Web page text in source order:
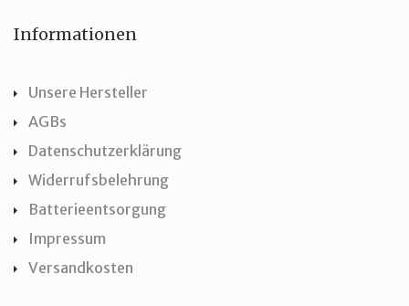
Informationen
Unsere Hersteller
AGBs
Datenschutzerklärung
Widerrufsbelehrung
Batterieentsorgung
Impressum
Versandkosten